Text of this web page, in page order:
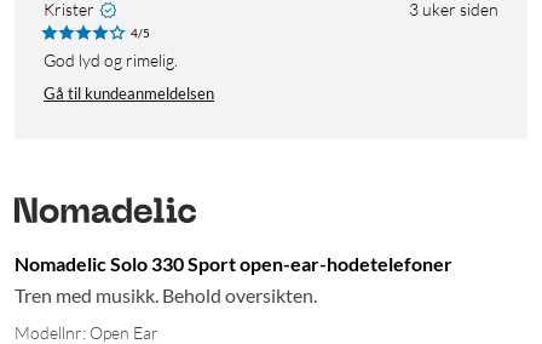
Krister 3 uker siden
4/5
God lyd og rimelig.
Gå til kundeanmeldelsen
Nomadelic Solo 330 Sport open-ear-hodetelefoner
Tren med musikk. Behold oversikten.
Modellnr: Open Ear